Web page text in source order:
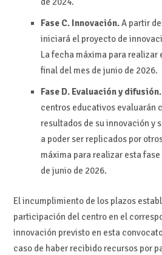
Fase C. Innovación.A partir
iniciará el proyecto de
La fecha máxima para realizar
final del mes de junio de 2026.
Fase D. Evaluación y difusión.
centros educativos evaluarán
resultados de su innovación y
a poder ser replicados por
máxima para realizar esta
de junio de 2026.
El incumplimiento de los plazos
participación del centro en el
innovación previsto en esta
caso de haber recibido recursos por